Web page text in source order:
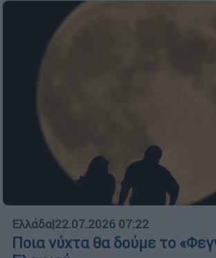
Ελλάδα|22.07.2026 07:22
Ποια νύχτα θα δούμε το